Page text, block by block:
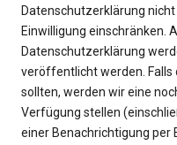
Datenschutzerklärung
Einwilligung einschränken.
Datenschutzerklärung
veröffentlicht werden. Falls
sollten, werden wir eine
Verfügung stellen
einer Benachrichtigung per